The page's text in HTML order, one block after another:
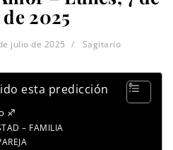
2025
julio de 2025 Sagitario
esta predicción
♐
– FAMILIA